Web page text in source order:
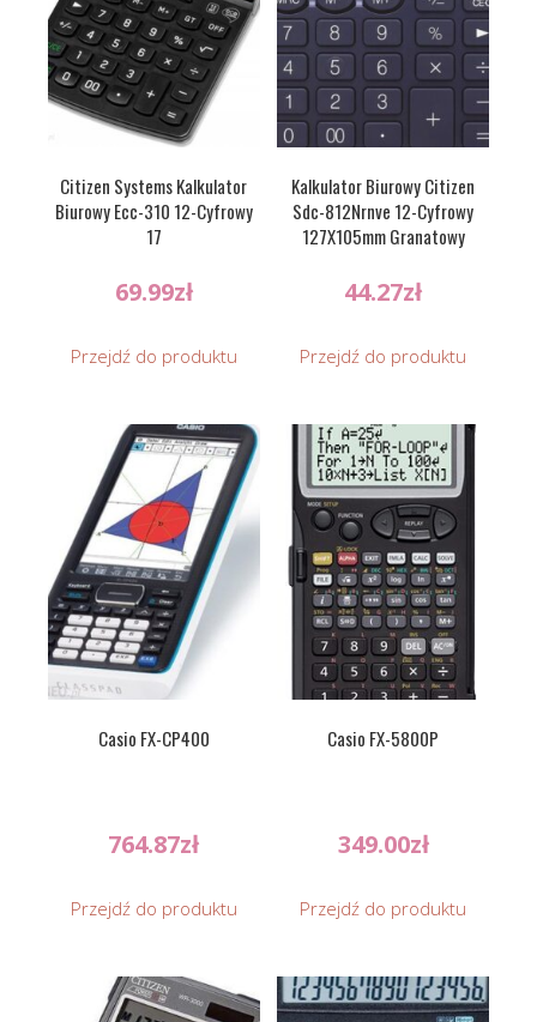
Citizen Systems Kalkulator
Biurowy Ecc-310 12-Cyfrowy
17
69.99zł
Przejdź do produktu
Kalkulator Biurowy Citizen
Sdc-812Nrnve 12-Cyfrowy
127X105mm Granatowy
44.27zł
Przejdź do produktu
Casio FX-CP400
764.87zł
Przejdź do produktu
Casio FX-5800P
349.00zł
Przejdź do produktu